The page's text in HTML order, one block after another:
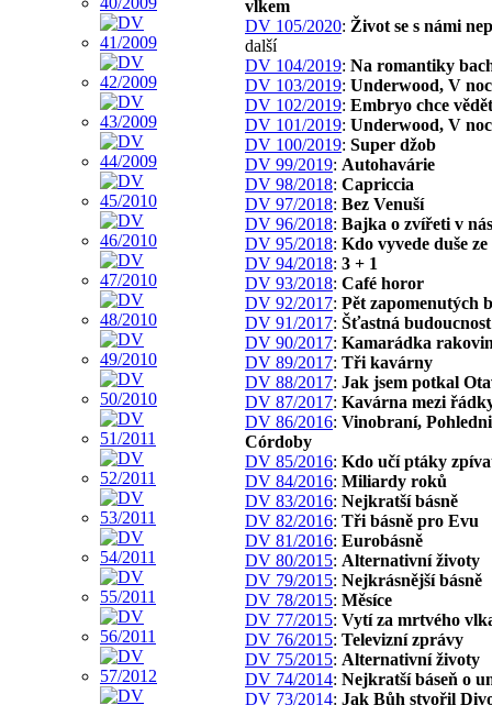
vlkem
DV 105/2020: Život se s námi
další
DV 104/2019: Na romantiky
DV 103/2019: Underwood, V
DV 102/2019: Embryo chce vědět
DV 101/2019: Underwood, V
DV 100/2019: Super džob
DV 99/2019: Autohavárie
DV 98/2018: Capriccia
DV 97/2018: Bez Venuší
DV 96/2018: Bajka o zvířeti v nás
DV 95/2018: Kdo vyvede duše
DV 94/2018: 3 + 1
DV 93/2018: Café horor
DV 92/2017: Pět zapomenutých
DV 91/2017: Šťastná budoucnost
DV 90/2017: Kamarádka
DV 89/2017: Tři kavárny
DV 88/2017: Jak jsem potkal
DV 87/2017: Kavárna mezi
DV 86/2016: Vinobraní,
Córdoby
DV 85/2016: Kdo učí ptáky
DV 84/2016: Miliardy roků
DV 83/2016: Nejkratší básně
DV 82/2016: Tři básně pro Evu
DV 81/2016: Eurobásně
DV 80/2015: Alternativní životy
DV 79/2015: Nejkrásnější básně
DV 78/2015: Měsíce
DV 77/2015: Vytí za mrtvého
DV 76/2015: Televizní zprávy
DV 75/2015: Alternativní životy
DV 74/2014: Nejkratší báseň o
DV 73/2014: Jak Bůh stvořil